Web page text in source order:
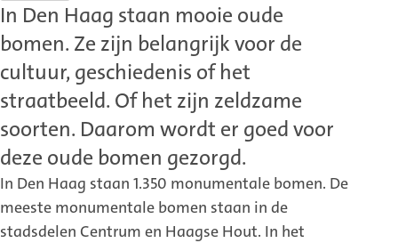
In Den Haag staan mooie oude
bomen. Ze zijn belangrijk voor de
cultuur, geschiedenis of het
straatbeeld. Of het zijn zeldzame
soorten. Daarom wordt er goed voor
deze oude bomen gezorgd.
In Den Haag staan 1.350 monumentale bomen. De
meeste monumentale bomen staan in de
stadsdelen Centrum en Haagse Hout. In het